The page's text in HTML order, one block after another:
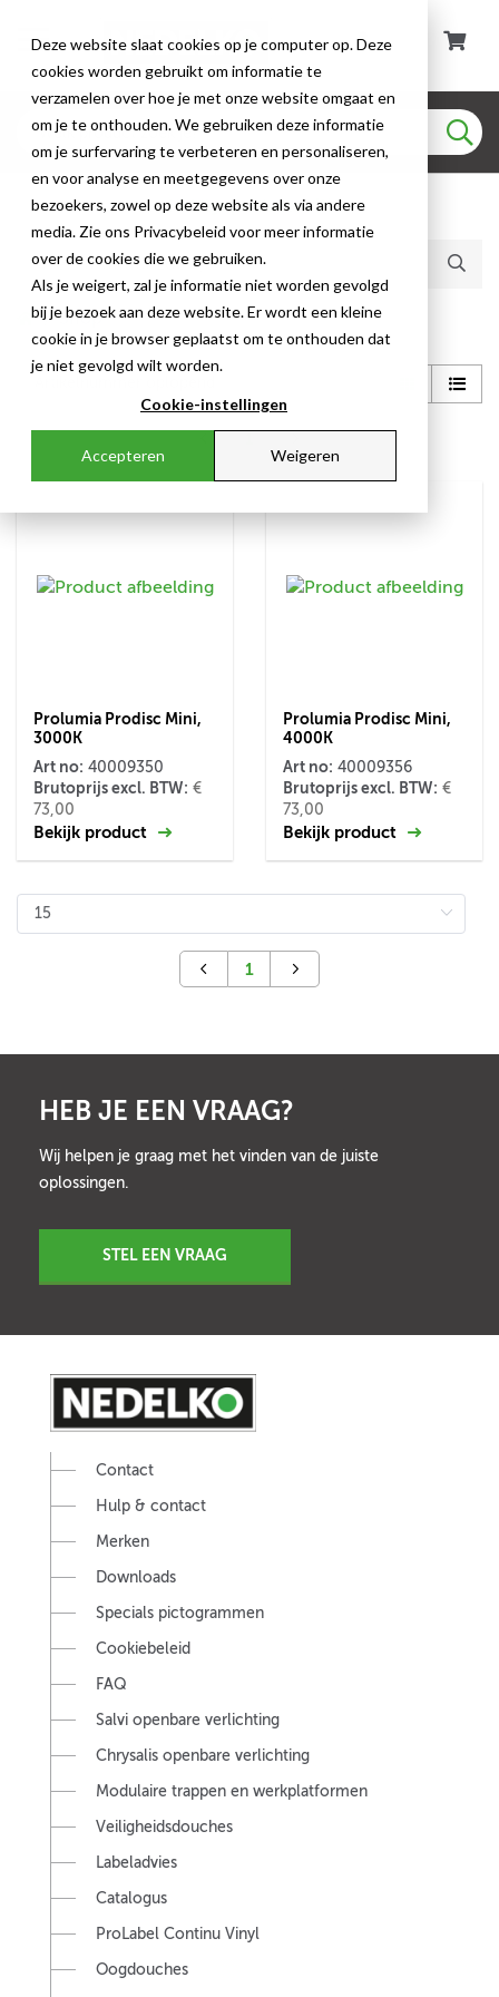
Deze website slaat cookies op je computer op. Deze
cookies worden gebruikt om informatie te
verzamelen over hoe je met onze website omgaat en
om je te onthouden. We gebruiken deze informatie
om je surfervaring te verbeteren en personaliseren,
en voor analyse en meetgegevens over onze
bezoekers, zowel op deze website als via andere
media. Zie ons Privacybeleid voor meer informatie
over de cookies die we gebruiken.
Als je weigert, zal je informatie niet worden gevolgd
bij je bezoek aan deze website. Er wordt een kleine
cookie in je browser geplaatst om te onthouden dat
je niet gevolgd wilt worden.
Cookie-instellingen
Accepteren Weigeren
Huidige producten (2)
Shop
Prolumia Prodisc Mini,
3000K
Art no: 40009350
Brutoprijs excl. BTW: €
73,00
Bekijk product
Prolumia Prodisc Mini,
4000K
Art no: 40009356
Brutoprijs excl. BTW: €
73,00
Bekijk product
1
HEB JE EEN VRAAG?
Wij helpen je graag met het vinden van de juiste
oplossingen.
STEL EEN VRAAG
Contact
Hulp & contact
Merken
Downloads
Specials pictogrammen
Cookiebeleid
FAQ
Salvi openbare verlichting
Chrysalis openbare verlichting
Modulaire trappen en werkplatformen
Veiligheidsdouches
Labeladvies
Catalogus
ProLabel Continu Vinyl
Oogdouches